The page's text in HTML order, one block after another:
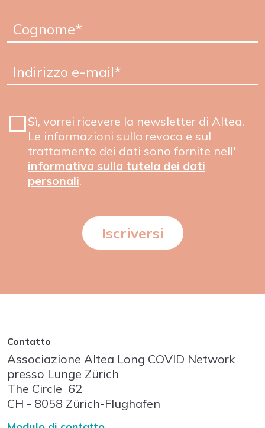
Sì, vorrei ricevere la newsletter di Altea.
Le informazioni sulla revoca e sul
trattamento dei dati sono fornite nell'
informativa sulla tutela dei dati
personali.
Iscriversi
Contatto
Associazione Altea Long COVID Network
presso Lunge Zürich
The Circle 62
CH - 8058 Zürich-Flughafen